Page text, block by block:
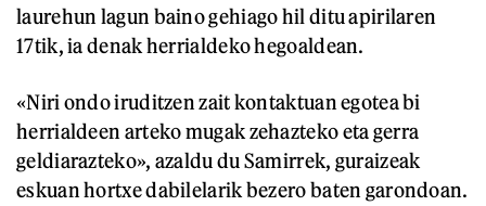
laurehun lagun baino gehiago hil ditu apirilaren
17tik, ia denak herrialdeko hegoaldean.
«Niri ondo iruditzen zait kontaktuan egotea bi
herrialdeen arteko mugak zehazteko eta gerra
geldiarazteko», azaldu du Samirrek, guraizeak
eskuan hortxe dabilelarik bezero baten garondoan.